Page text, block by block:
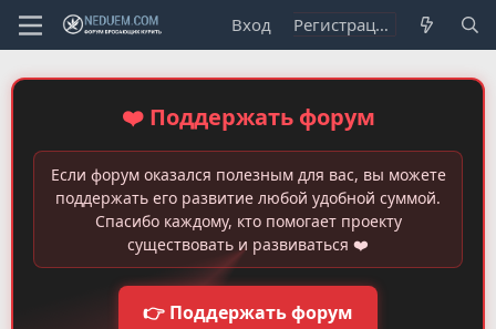
Вход Регистрация
❤️ Поддержать форум
Если форум оказался полезным для вас, вы можете
поддержать его развитие любой удобной суммой.
Спасибо каждому, кто помогает проекту
существовать и развиваться ❤️
👉 Поддержать форум